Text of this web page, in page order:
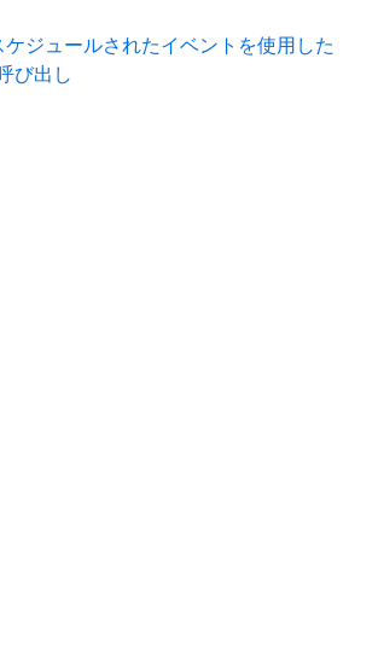
ケジュールされたイベントを使用した
び出し